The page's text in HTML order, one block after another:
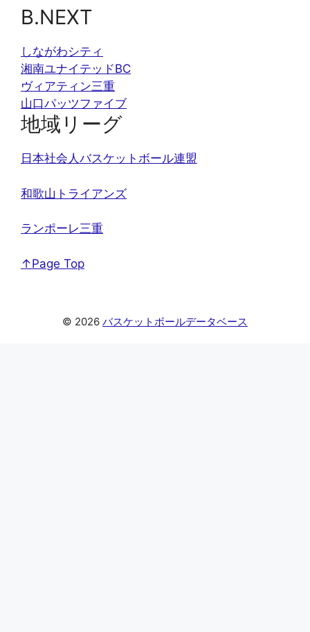
B.NEXT
しながわシティ
湘南ユナイテッドBC
ヴィアティン三重
山口パッツファイブ
地域リーグ
日本社会人バスケットボール連盟
和歌山トライアンズ
ランポーレ三重
↑Page Top
© 2026 バスケットボールデータベース